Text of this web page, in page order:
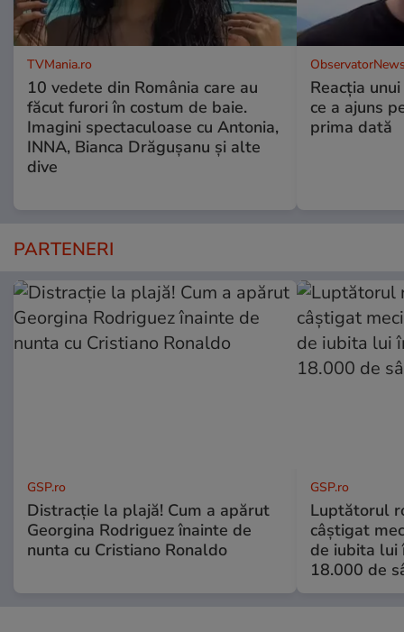
TVMania.ro
10 vedete din România care au
făcut furori în costum de baie.
Imagini spectaculoase cu Antonia,
INNA, Bianca Drăgușanu și alte
dive
Reacția
ce a ajuns
prima dată
PARTENERI
GSP.ro
Distracție la plajă! Cum a apărut
Georgina Rodriguez înainte de
nunta cu Cristiano Ronaldo
GSP.ro
Luptătorul
câștigat
de iubita lui
18.000 de